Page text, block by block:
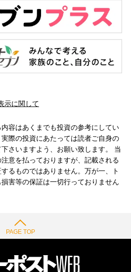
示に関して
容はあくまでも投資の参考にしてい
際の投資にあたっては読者ご自身の
さいますよう、お願い致します。 当
意を払っておりますが、記載される
るものではありません。万が一、ト
害等の保証は一切行っておりません
PAGE TOP